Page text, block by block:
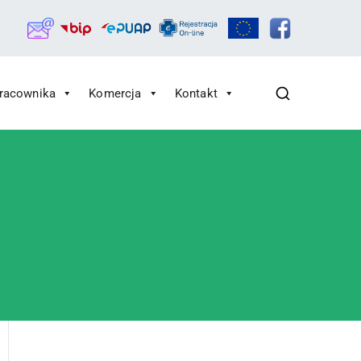
Komercja Kontakt